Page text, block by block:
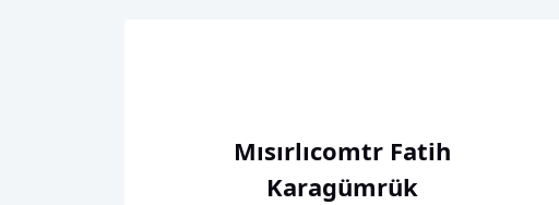
Mısırlıcomtr Fatih
Karagümrük